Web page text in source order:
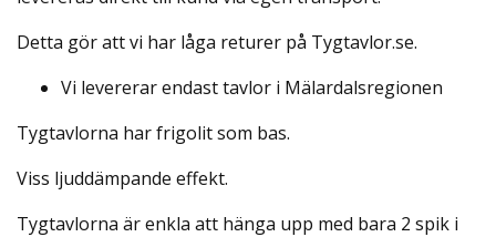
Detta gör att vi har låga returer på Tygtavlor.se.
Vi levererar endast tavlor i Mälardalsregionen
Tygtavlorna har frigolit som bas.
Viss ljuddämpande effekt.
Tygtavlorna är enkla att hänga upp med bara 2 spik i